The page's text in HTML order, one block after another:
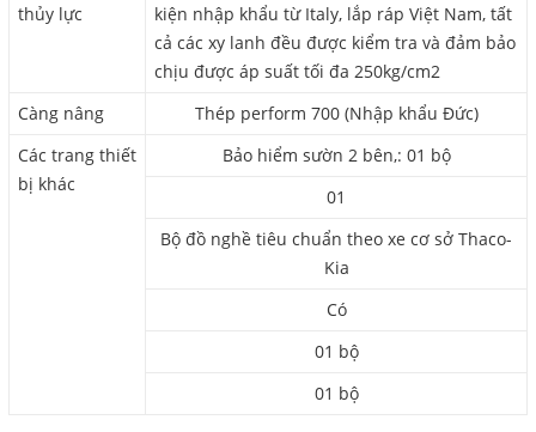
thủy lực
kiện nhập khẩu từ Italy, lắp ráp Việt Nam, tất
cả các xy lanh đều được kiểm tra và đảm bảo
chịu được áp suất tối đa 250kg/cm2
Càng nâng
Thép perform 700 (Nhập khẩu Đức)
Các trang thiết
bị khác
Bảo hiểm sườn 2 bên,: 01 bộ
01
Bộ đồ nghề tiêu chuẩn theo xe cơ sở Thaco-
Kia
Có
01 bộ
01 bộ